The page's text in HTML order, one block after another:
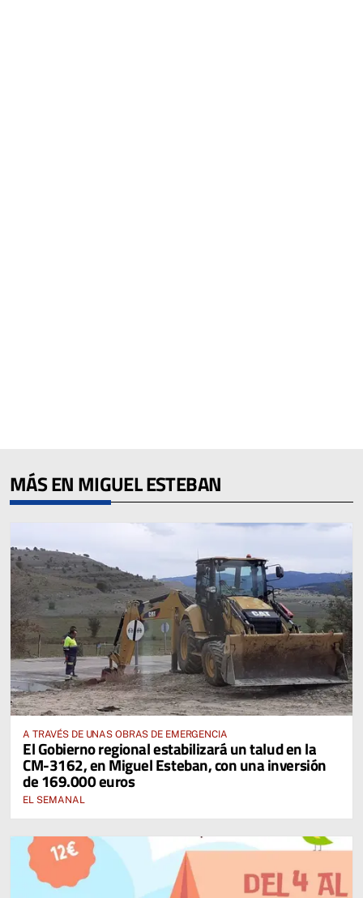
MÁS EN MIGUEL ESTEBAN
A TRAVÉS DE UNAS OBRAS DE EMERGENCIA
El Gobierno regional estabilizará un talud en la
CM-3162, en Miguel Esteban, con una inversión
de 169.000 euros
EL SEMANAL